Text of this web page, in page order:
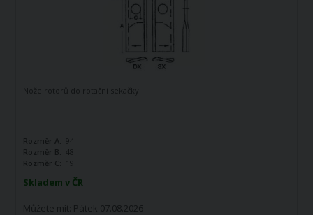
Skladem v ČR
Můžete mít: Pátek 07.08.2026
Nože rotorů do rotační sekačky
Rozměr A:
94
Rozměr B:
48
Rozměr C:
19